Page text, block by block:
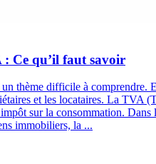
Ce qu’il faut savoir
thème difficile à comprendre.
et les locataires. La TVA
sur la consommation. Dans
immobiliers, la ...